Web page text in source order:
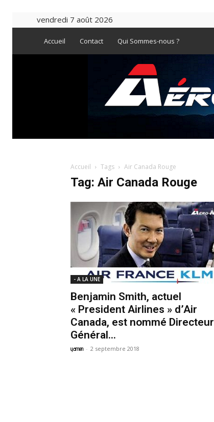
vendredi 7 août 2026
Accueil Contact Qui Sommes-nous ?
Accueil Tags Air Canada Rouge
Tag: Air Canada Rouge
- A LA UNE
Benjamin Smith, actuel
« President Airlines » d’Air
Canada, est nommé Directeur
Général...
yamen - 2 septembre 2018